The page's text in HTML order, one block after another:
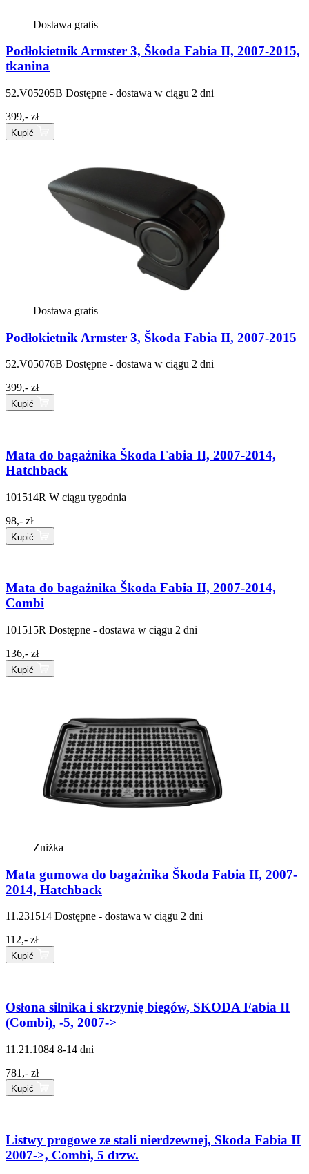
Dostawa gratis
Podłokietnik Armster 3, Škoda Fabia II, 2007-2015,
tkanina
52.V05205B Dostępne - dostawa w ciągu 2 dni
399,- zł
Kupić
Dostawa gratis
Podłokietnik Armster 3, Škoda Fabia II, 2007-2015
52.V05076B Dostępne - dostawa w ciągu 2 dni
399,- zł
Kupić
Mata do bagażnika Škoda Fabia II, 2007-2014,
Hatchback
101514R W ciągu tygodnia
98,- zł
Kupić
Mata do bagażnika Škoda Fabia II, 2007-2014,
Combi
101515R Dostępne - dostawa w ciągu 2 dni
136,- zł
Kupić
Zniżka
Mata gumowa do bagażnika Škoda Fabia II, 2007-
2014, Hatchback
11.231514 Dostępne - dostawa w ciągu 2 dni
112,- zł
Kupić
Osłona silnika i skrzynię biegów, SKODA Fabia II
(Combi), -5, 2007->
11.21.1084 8-14 dni
781,- zł
Kupić
Listwy progowe ze stali nierdzewnej, Skoda Fabia II
2007->, Combi, 5 drzw.